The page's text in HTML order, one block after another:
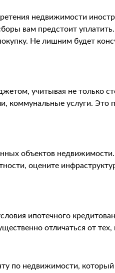
недвижимости
вам предстоит
Не лишним будет
учитывая не только
коммунальные услуги. Это
объектов
оцените
ипотечного
отличаться от
по недвижимости,